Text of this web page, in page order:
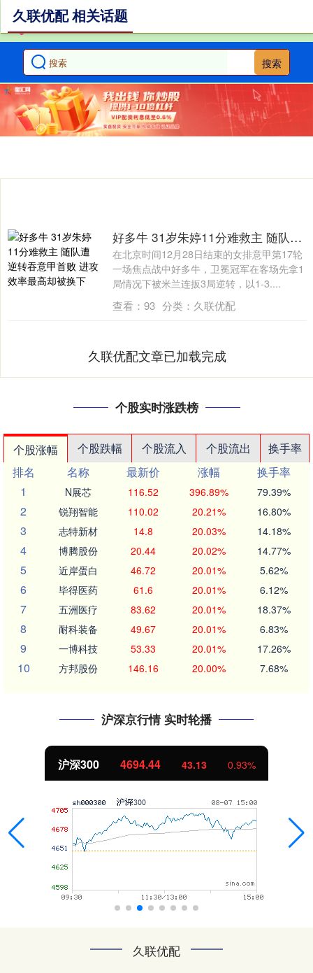
搜索
久联优配 相关话题
好多牛 31岁朱婷11分难救主 随队遭逆转吞意甲首败 进攻效率最高却被换下
在北京时间12月28日结束的女排意甲第17轮
一场焦点战中好多牛，卫冕冠军在客场先拿1
局情况下被米兰连扳3局逆转，以1-3....
查看： 93 分类： 久联优配
久联优配文章已加载完成
个股实时涨跌榜
个股涨幅 个股跌幅 个股流入 个股流出
换手率
排名
名称 最新价 涨幅
换手率
1
N展芯 116.52 396.89% 79.39%
2 锐翔智能 110.02 20.21% 16.80%
3 志特新材 14.8 20.03% 14.18%
4 博腾股份 20.44 20.02% 14.77%
5 近岸蛋白 46.72 20.01% 5.62%
6 毕得医药 61.6 20.01% 6.12%
7 五洲医疗 83.62 20.01% 18.37%
8 耐科装备 49.67 20.01% 6.83%
9 一博科技 53.33 20.01% 17.26%
10 方邦股份 146.16 20.00% 7.68%
沪深京行情 实时轮播
沪深300 4694.44 43.13 0.93%
久联优配